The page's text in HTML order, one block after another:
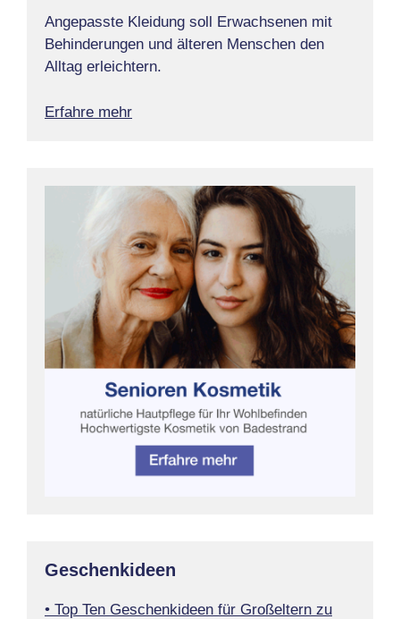
Angepasste Kleidung soll Erwachsenen mit
Behinderungen und älteren Menschen den
Alltag erleichtern.
Erfahre mehr
Geschenkideen
• Top Ten Geschenkideen für Großeltern zu